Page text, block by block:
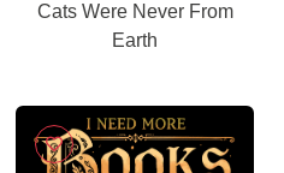
Cats Were Never From
Earth